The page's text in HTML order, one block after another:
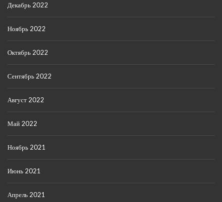
Декабрь 2022
Ноябрь 2022
Октябрь 2022
Сентябрь 2022
Август 2022
Май 2022
Ноябрь 2021
Июнь 2021
Апрель 2021